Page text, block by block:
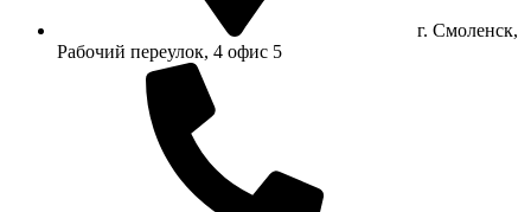
г. Смоленск,
Рабочий переулок, 4 офис 5